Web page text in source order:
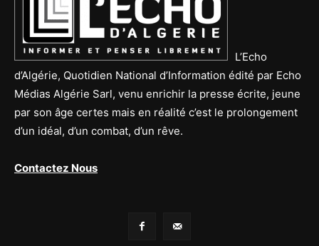
L’Echo
d’Algérie, Quotidien National d’Information édité par Echo
Médias Algérie Sarl, venu enrichir la presse écrite, jeune
par son âge certes mais en réalité c’est le prolongement
d’un idéal, d’un combat, d’un rêve.
Contactez Nous